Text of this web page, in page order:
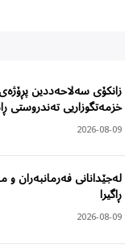
زانکۆی سەلاحەددین
خزمەتگوزاریی تەندروستی
2026-08-09
لەجێدانانی فەرمانبەران
ڕاگیرا
2026-08-09